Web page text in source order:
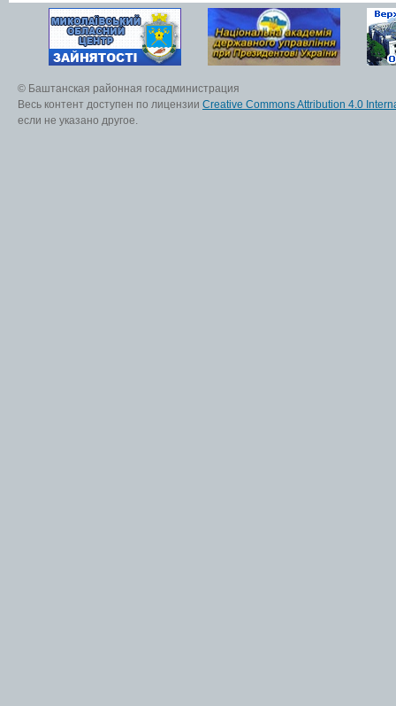
© Баштанская районная госадминистрация
Весь контент доступен по лицензии Creative Commons Attribution 4.0
если не указано другое.